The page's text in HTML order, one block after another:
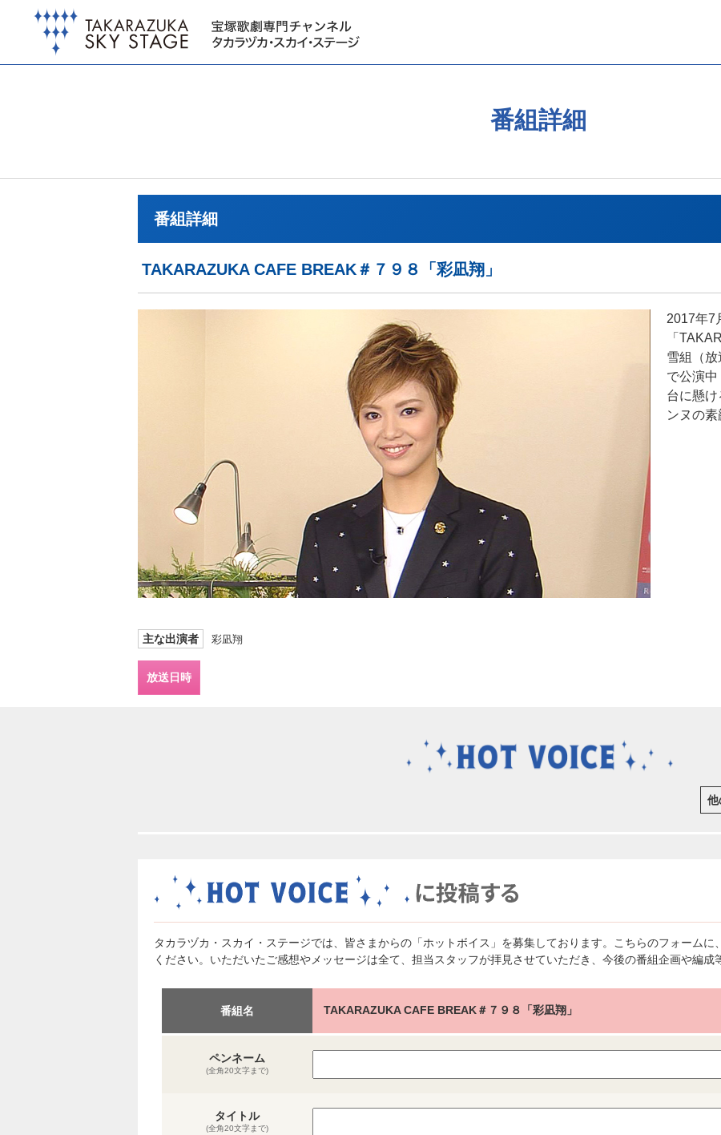
番組詳細
番組詳細
TAKARAZUKA CAFE BREAK＃７９８「彩凪翔」
2017年7
「
雪組（
で公演中
台に懸
ンヌの素
主な出演者 彩凪翔
放送日時
他
タカラヅカ・スカイ・ステージでは、皆さまからの「ホットボイス」を募集しております。こちらのフォーム
ください。いただいたご感想やメッセージは全て、担当スタッフが拝見させていただき、今後の番組企画や編成
番組名 TAKARAZUKA CAFE BREAK＃７９８「彩凪翔」
ペンネーム
(全角20文字まで)
タイトル
(全角20文字まで)